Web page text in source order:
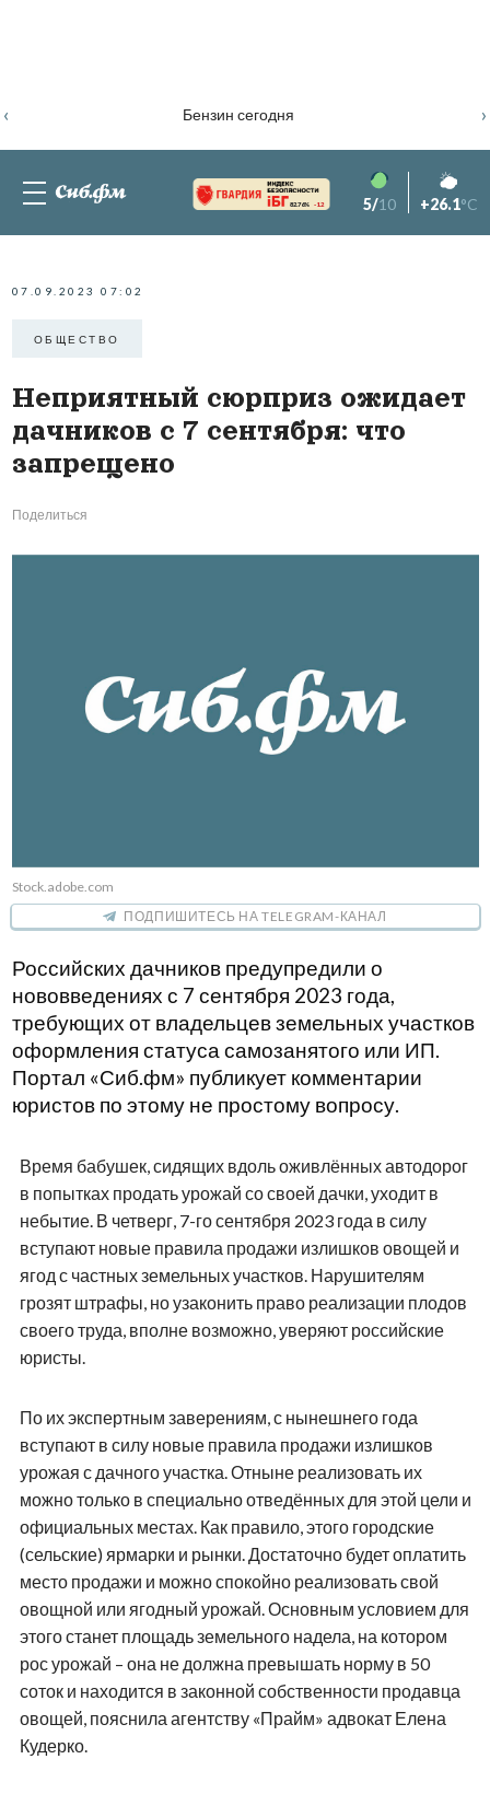
Бензин сегодня
‹ ›
82.76% -1.2 5/10 +26.1°C
07.09.2023 07:02
ОБЩЕСТВО
Неприятный сюрприз ожидает
дачников с 7 сентября: что
запрещено
Поделиться
Stock.adobe.com
ПОДПИШИТЕСЬ НА TELEGRAM-КАНАЛ
Российских дачников предупредили о
нововведениях с 7 сентября 2023 года,
требующих от владельцев земельных участков
оформления статуса самозанятого или ИП.
Портал «Сиб.фм» публикует комментарии
юристов по этому не простому вопросу.
Время бабушек, сидящих вдоль оживлённых автодорог
в попытках продать урожай со своей дачки, уходит в
небытие. В четверг, 7-го сентября 2023 года в силу
вступают новые правила продажи излишков овощей и
ягод с частных земельных участков. Нарушителям
грозят штрафы, но узаконить право реализации плодов
своего труда, вполне возможно, уверяют российские
юристы.
По их экспертным заверениям, с нынешнего года
вступают в силу новые правила продажи излишков
урожая с дачного участка. Отныне реализовать их
можно только в специально отведённых для этой цели и
официальных местах. Как правило, этого городские
(сельские) ярмарки и рынки. Достаточно будет оплатить
место продажи и можно спокойно реализовать свой
овощной или ягодный урожай. Основным условием для
этого станет площадь земельного надела, на котором
рос урожай – она не должна превышать норму в 50
соток и находится в законной собственности продавца
овощей, пояснила агентству «Прайм» адвокат Елена
Кудерко.